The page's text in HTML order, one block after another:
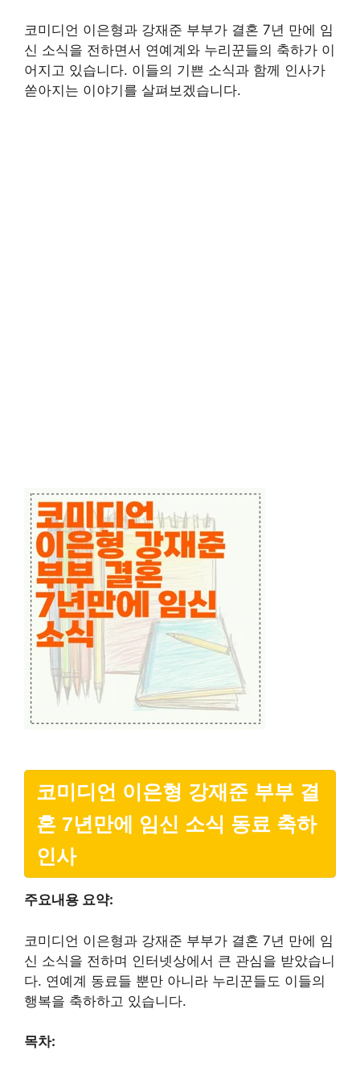
코미디언 이은형과 강재준 부부가 결혼 7년 만에 임
신 소식을 전하면서 연예계와 누리꾼들의 축하가 이
어지고 있습니다. 이들의 기쁜 소식과 함께 인사가
쏟아지는 이야기를 살펴보겠습니다.
코미디언 이은형 강재준 부부 결
혼 7년만에 임신 소식 동료 축하
인사
주요내용 요약:
코미디언 이은형과 강재준 부부가 결혼 7년 만에 임
신 소식을 전하며 인터넷상에서 큰 관심을 받았습니
다. 연예계 동료들 뿐만 아니라 누리꾼들도 이들의
행복을 축하하고 있습니다.
목차: